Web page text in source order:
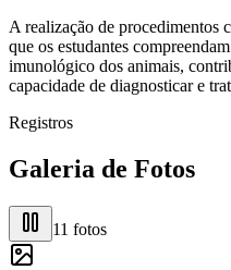
A realização de procedimentos
que os estudantes
imunológico dos animais,
capacidade de diagnosticar e
Registros
Galeria de Fotos
11 fotos